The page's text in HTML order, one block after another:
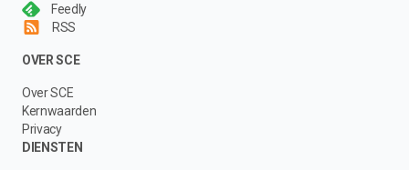
Feedly
RSS
OVER SCE
Over SCE
Kernwaarden
Privacy
DIENSTEN